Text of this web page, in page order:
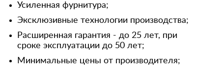
Усиленная фурнитура;
Эксклюзивные технологии производства;
Расширенная гарантия - до 25 лет, при
сроке эксплуатации до 50 лет;
Минимальные цены от производителя;